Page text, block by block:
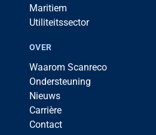
Maritiem
Utiliteitssector
OVER
Waarom Scanreco
Ondersteuning
Nieuws
Carrière
Contact